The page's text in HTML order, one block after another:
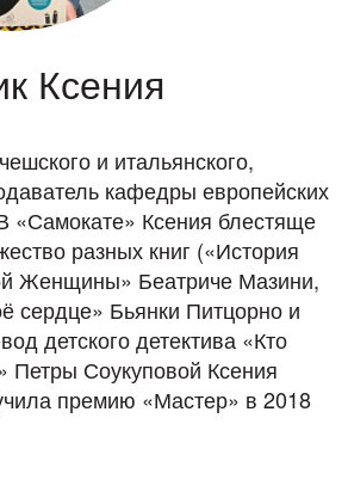
Ксения
и итальянского,
кафедры европейских
«Самокате» Ксения блестяще
разных книг («История
Женщины» Беатриче Мазини,
сердце» Бьянки Питцорно и
детского детектива «Кто
Петры Соукуповой Ксения
премию «Мастер» в 2018